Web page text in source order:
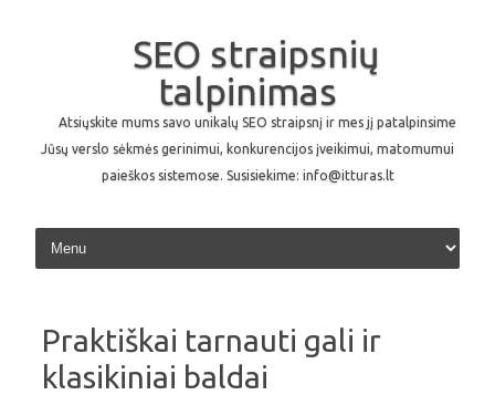
SEO straipsnių
talpinimas
Atsiųskite mums savo unikalų SEO straipsnį ir mes jį patalpinsime
Jūsų verslo sėkmės gerinimui, konkurencijos įveikimui, matomumui
paieškos sistemose. Susisiekime: info@itturas.lt
Skip to content
Praktiškai tarnauti gali ir
klasikiniai baldai